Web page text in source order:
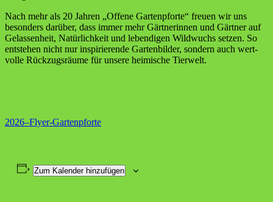
Nach mehr als 20 Jah­ren „Offe­ne Gar­ten­pfor­te“ freu­en wir uns
beson­ders dar­über, dass immer mehr Gärt­ne­rin­nen und Gärt­ner auf
Gelas­sen­heit, Natür­lich­keit und leben­di­gen Wild­wuchs set­zen. So
ent­ste­hen nicht nur inspi­rie­ren­de Gar­ten­bil­der, son­dern auch wert­
vol­le Rück­zugs­räu­me für unse­re hei­mi­sche Tierwelt.
2026–Flyer-Gartenpforte
Zum Kalender hinzufügen